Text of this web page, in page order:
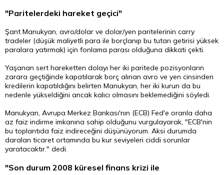
"Paritelerdeki hareket geçici"
Şant Manukyan, avro/dolar ve dolar/yen paritelerinin carry
tradeler (düşük maliyetli para ile borçlanıp bu tutarı getirisi yüksek
paralara yatırmak) için fonlama parası olduğuna dikkati çekti.
Yaşanan sert hareketten dolayı her iki paritede pozisyonların
zarara geçtiğinde kapatılarak borç alınan avro ve yen cinsinden
kredilerin kapatıldığını belirten Manukyan, her iki kurun da bu
nedenle yükseldiğini ancak kalıcı olmasını beklemediğini söyledi.
Manukyan, Avrupa Merkez Bankası'nın (ECB) Fed'e oranla daha
az faiz indirme imkanına sahip olduğunu vurgulayarak, "ECB'nin
bu toplantıda faiz indireceğini düşünüyorum. Aksi durumda
daralan ticaret ortamında bu kur seviyeleri ciddi sorunlar
yaratacaktır." dedi.
"Son durum 2008 küresel finans krizi ile